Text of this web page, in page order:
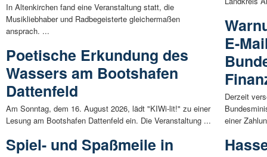
In Altenkirchen fand eine Veranstaltung statt, die
Musikliebhaber und Radbegeisterte gleichermaßen
ansprach. ...
Poetische Erkundung des
Wassers am Bootshafen
Dattenfeld
Am Sonntag, dem 16. August 2026, lädt "KIWi-lit!" zu einer
Lesung am Bootshafen Dattenfeld ein. Die Veranstaltung ...
Spiel- und Spaßmeile in
E-
Derzeit
einer